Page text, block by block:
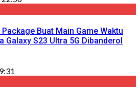
Buat Main Game Waktu
Galaxy S23 Ultra 5G Dibanderol